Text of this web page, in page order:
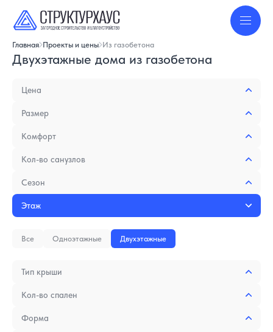
Главная Проекты и цены Из газобетона
Двухэтажные дома из газобетона
Цена
Размер
Комфорт
Кол-во санузлов
Сезон
Этаж
Все Одноэтажные Двухэтажные
Тип крыши
Кол-во спален
Форма